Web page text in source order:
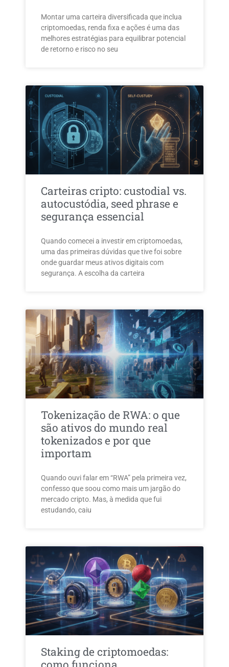
Montar uma carteira diversificada que inclua
criptomoedas, renda fixa e ações é uma das
melhores estratégias para equilibrar potencial
de retorno e risco no seu
Carteiras cripto: custodial vs.
autocustódia, seed phrase e
segurança essencial
Quando comecei a investir em criptomoedas,
uma das primeiras dúvidas que tive foi sobre
onde guardar meus ativos digitais com
segurança. A escolha da carteira
Tokenização de RWA: o que
são ativos do mundo real
tokenizados e por que
importam
Quando ouvi falar em “RWA” pela primeira vez,
confesso que soou como mais um jargão do
mercado cripto. Mas, à medida que fui
estudando, caiu
Staking de criptomoedas: